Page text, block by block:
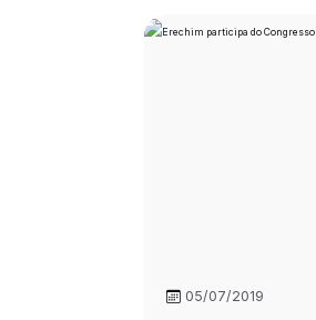
05/07/2019